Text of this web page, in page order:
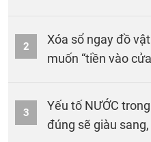
2
Xóa sổ ngay đồ
muốn “tiền vào
3
Yếu tố NƯỚC
đúng sẽ giàu